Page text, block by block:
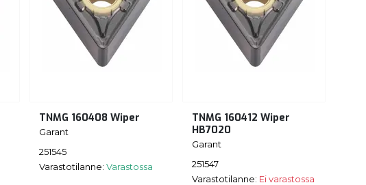
TNMG 160408 Wiper
Garant
251545
Varastotilanne: Varastossa
TNMG 160412 Wiper
HB7020
Garant
251547
Varastotilanne: Ei varastossa